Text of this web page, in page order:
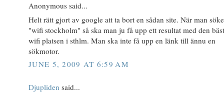
Anonymous said...
Helt rätt gjort av google att ta bort en sådan site. När man
"wifi stockholm" så ska man ju få upp ett resultat med den
wifi platsen i sthlm. Man ska inte få upp en länk till ännu en
sökmotor.
JUNE 5, 2009 AT 6:59 AM
Djupliden said...